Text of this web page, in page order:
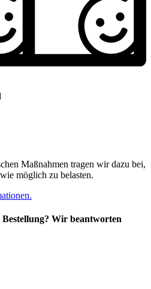
Maßnahmen tragen wir dazu bei,
möglich zu belasten.
Wir beantworten